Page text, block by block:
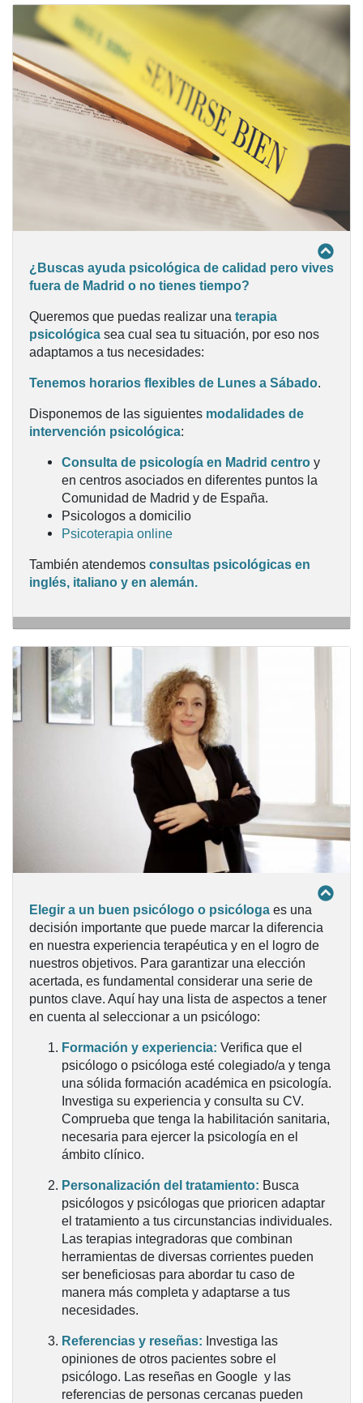
PSICÓLOGOS EN MADRID Y
¿Buscas ayuda psicológica de calidad pero vives
fuera de Madrid o no tienes tiempo?
Queremos que puedas realizar una terapia
psicológica sea cual sea tu situación, por eso nos
adaptamos a tus necesidades:
Tenemos horarios flexibles de Lunes a Sábado.
Disponemos de las siguientes modalidades de
intervención psicológica:
Consulta de psicología en Madrid centro y
en centros asociados en diferentes puntos la
Comunidad de Madrid y de España.
Psicologos a domicilio
Psicoterapia online
También atendemos consultas psicológicas en
inglés, italiano y en alemán.
Elegir a un buen psicólogo o psicóloga es una
decisión importante que puede marcar la diferencia
en nuestra experiencia terapéutica y en el logro de
nuestros objetivos. Para garantizar una elección
acertada, es fundamental considerar una serie de
puntos clave. Aquí hay una lista de aspectos a tener
en cuenta al seleccionar a un psicólogo:
Formación y experiencia: Verifica que el
psicólogo o psicóloga esté colegiado/a y tenga
una sólida formación académica en psicología.
Investiga su experiencia y consulta su CV.
Comprueba que tenga la habilitación sanitaria,
necesaria para ejercer la psicología en el
ámbito clínico.
Personalización del tratamiento: Busca
psicólogos y psicólogas que prioricen adaptar
el tratamiento a tus circunstancias individuales.
Las terapias integradoras que combinan
herramientas de diversas corrientes pueden
ser beneficiosas para abordar tu caso de
manera más completa y adaptarse a tus
necesidades.
Referencias y reseñas: Investiga las
opiniones de otros pacientes sobre el
psicólogo. Las reseñas en Google y las
referencias de personas cercanas pueden